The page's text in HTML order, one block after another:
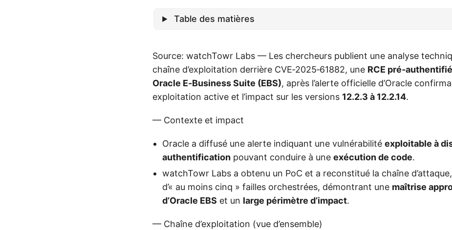
Table des matières
Source: watchTowr Labs — Les chercheurs publient une analyse
chaîne d’exploitation derrière CVE‑2025‑61882, une RCE
Oracle E‑Business Suite (EBS), après l’alerte officielle d’Oracle
exploitation active et l’impact sur les versions 12.2.3 à 12.2.14.
— Contexte et impact
Oracle a diffusé une alerte indiquant une vulnérabilité exploitable à
authentification pouvant conduire à une exécution de code.
watchTowr Labs a obtenu un PoC et a reconstitué la chaîne
d’« au moins cinq » failles orchestrées, démontrant une maîtrise
d’Oracle EBS et un large périmètre d’impact.
— Chaîne d’exploitation (vue d’ensemble)